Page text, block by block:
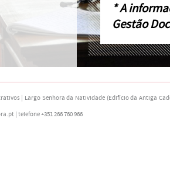
* A
Gestão
| Largo Senhora da Natividade (Edifício da Antiga
| telefone +351 266 760 966